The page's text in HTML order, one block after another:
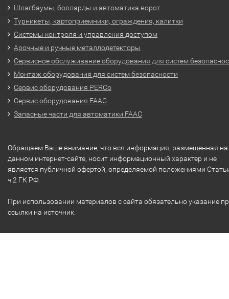
Шлагбаумы, болларды и автоматика ворот
Турникеты, картоприемники, ограждения, калитки
Системы контроля и управления доступом
Арочные и ручные металлодетекторы
Сервисное обслуживание оборудования для систем
Монтаж оборудования для систем безопасности
Сервис оборудования PERCo
Сервис оборудования FAAC
Запасные части для автоматики FAAC
Обращаем Ваше внимание, что вся информация, размещенная на
данном интернет-сайте, носит информационный характер и не
является публичной офертой, определяемой положениями
ч.2 ГК РФ.
При использовании материалов с сайта обязательно указание
ссылки на источник.